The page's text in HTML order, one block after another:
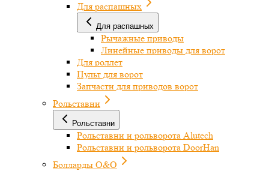
Для распашных
Для распашных
Рычажные приводы
Линейные приводы для ворот
Для роллет
Пульт для ворот
Запчасти для приводов ворот
Рольставни
Рольставни
Рольставни и рольворота Alutech
Рольставни и рольворота DoorHan
Болларды O&O